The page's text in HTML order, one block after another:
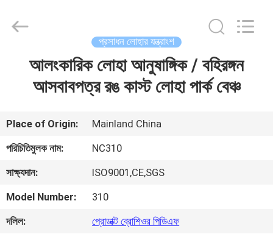
ভিডিও
আমাদের
সম্বন্ধে
Foundry
CO.,LTD.
প্রসাধন লোহার যন্ত্রাংশ
আলংকারিক লোহা আনুষাঙ্গিক / বহিরঙ্গন
আসবাবপত্র রঙ কাস্ট লোহা পার্ক বেঞ্চ
Place of Origin:
Mainland China
পরিচিতিমুলক নাম:
NC310
সাক্ষ্যদান:
ISO9001,CE,SGS
Model Number:
310
দলিল:
প্রোডাক্ট ব্রোশিওর পিডিএফ